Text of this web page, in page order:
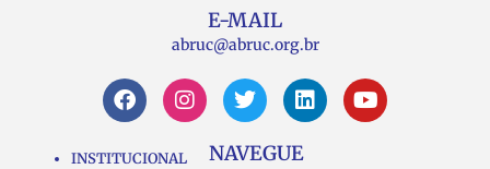
E-MAIL
abruc@abruc.org.br
NAVEGUE
INSTITUCIONAL